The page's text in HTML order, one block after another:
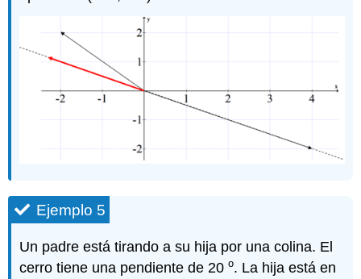
Ejemplo 5
Un padre está tirando a su hija por una colina. El
cerro tiene una pendiente de 20o. La hija está en